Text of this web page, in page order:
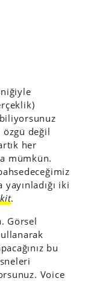
özgü değil
her
mümkün.
yayınladığı iki
.
Görsel
bu
Voice